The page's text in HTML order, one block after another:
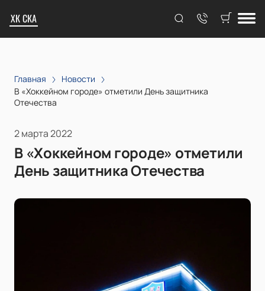
ХК СКА
Главная
Новости
В «Хоккейном городе» отметили День защитника
Отечества
2 марта 2022
В «Хоккейном городе» отметили
День защитника Отечества